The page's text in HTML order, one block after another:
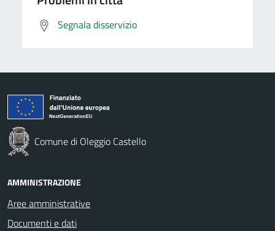
Segnala disservizio
Comune di Oleggio Castello
AMMINISTRAZIONE
Aree amministrative
Documenti e dati